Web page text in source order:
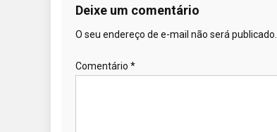
Deixe um comentário
O seu endereço de e-mail não será publicado.
Comentário *